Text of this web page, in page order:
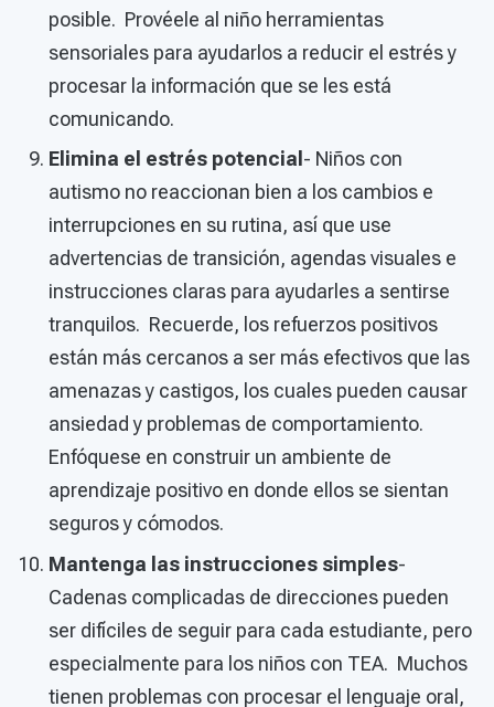
posible. Provéele al niño herramientas
sensoriales para ayudarlos a reducir el estrés y
procesar la información que se les está
comunicando.
Elimina el estrés potencial - Niños con
autismo no reaccionan bien a los cambios e
interrupciones en su rutina, así que use
advertencias de transición, agendas visuales e
instrucciones claras para ayudarles a sentirse
tranquilos. Recuerde, los refuerzos positivos
están más cercanos a ser más efectivos que las
amenazas y castigos, los cuales pueden causar
ansiedad y problemas de comportamiento.
Enfóquese en construir un ambiente de
aprendizaje positivo en donde ellos se sientan
seguros y cómodos.
Mantenga las instrucciones simples-
Cadenas complicadas de direcciones pueden
ser difíciles de seguir para cada estudiante, pero
especialmente para los niños con TEA. Muchos
tienen problemas con procesar el lenguaje oral,